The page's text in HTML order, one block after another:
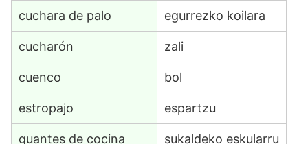
cuchara de palo egurrezko koilara
cucharón zali
cuenco bol
estropajo espartzu
guantes de cocina sukaldeko eskularru